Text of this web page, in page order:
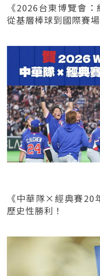
《2026台東博覽會
從基層棒球到國際賽
《中華隊×經典賽20
歷史性勝利！